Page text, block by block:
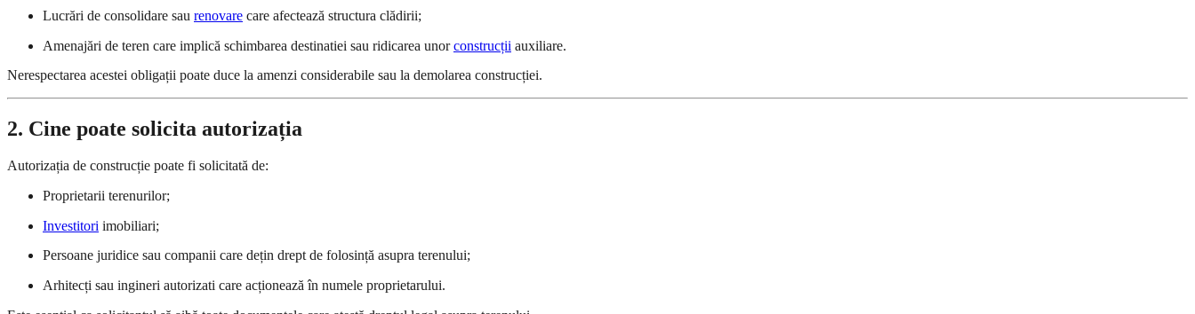
Lucrări de consolidare sau renovare care afectează structura clădirii;
Amenajări de teren care implică schimbarea destinatiei sau ridicarea unorconstrucții auxiliare.
Nerespectarea acestei obligații poate duce la amenzi considerabile sau la demolarea construcției.
2. Cine poate solicita autorizația
Autorizația de construcție poate fi solicitată de:
Proprietarii terenurilor;
Investitori imobiliari;
Persoane juridice sau companii care dețin drept de folosință asupra terenului;
Arhitecți sau ingineri autorizati care acționează în numele proprietarului.